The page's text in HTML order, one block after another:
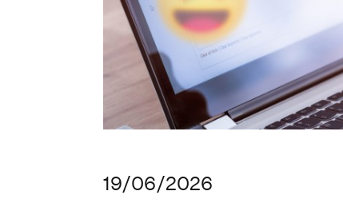
19/06/2026